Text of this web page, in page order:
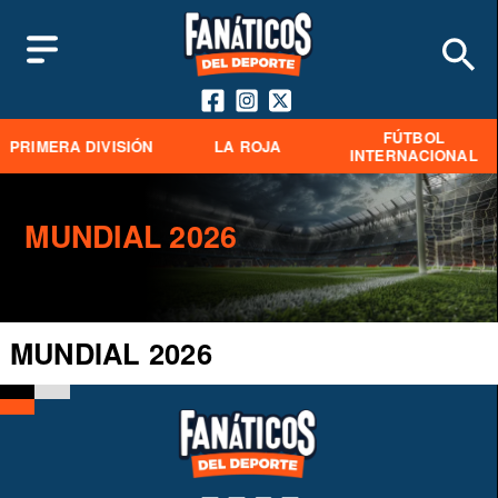
PRIMERA DIVISIÓN LA ROJA
FÚTBOL
INTERNACIONAL
MUNDIAL 2026
MUNDIAL 2026